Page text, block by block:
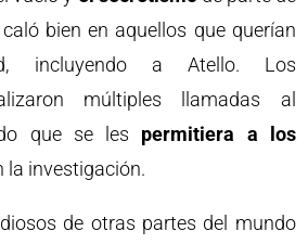
bien en aquellos que querían
incluyendo a Atello. Los
múltiples llamadas al
que se les permitiera a los
la investigación.
de otras partes del mundo